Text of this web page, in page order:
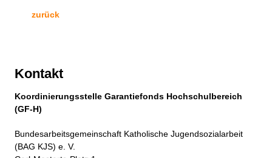
zurück
Kontakt
Koordinierungsstelle Garantiefonds Hochschulbereich
(GF-H)
Bundesarbeitsgemeinschaft Katholische Jugendsozialarbeit
(BAG KJS) e. V.